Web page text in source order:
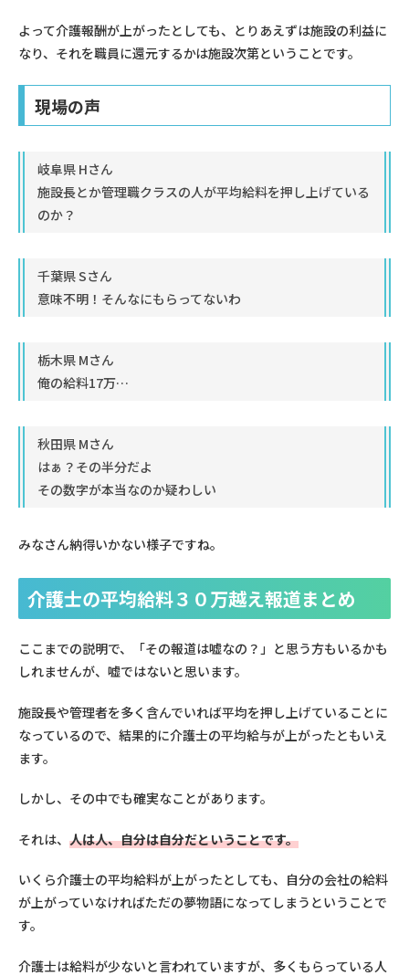
よって介護報酬が上がったとしても、とりあえずは施設の利益に
なり、それを職員に還元するかは施設次第ということです。
現場の声
岐阜県 Hさん
施設長とか管理職クラスの人が平均給料を押し上げている
のか？
千葉県 Sさん
意味不明！そんなにもらってないわ
栃木県 Mさん
俺の給料17万…
秋田県 Mさん
はぁ？その半分だよ
その数字が本当なのか疑わしい
みなさん納得いかない様子ですね。
介護士の平均給料３０万越え報道まとめ
ここまでの説明で、「その報道は嘘なの？」と思う方もいるかも
しれませんが、嘘ではないと思います。
施設長や管理者を多く含んでいれば平均を押し上げていることに
なっているので、結果的に介護士の平均給与が上がったともいえ
ます。
しかし、その中でも確実なことがあります。
それは、 人は人、自分は自分だということです。
いくら介護士の平均給料が上がったとしても、自分の会社の給料
が上がっていなければただの夢物語になってしまうということで
す。
介護士は給料が少ないと言われていますが、多くもらっている人